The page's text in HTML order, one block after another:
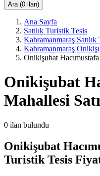
Ara (0 ilan)
Ana Sayfa
Satılık Turistik Tesis
Kahramanmaraş
Kahramanmaraş
Onikişubat
Onikişubat
Mahallesi
0 ilan bulundu
Onikişubat
Turistik Tesis